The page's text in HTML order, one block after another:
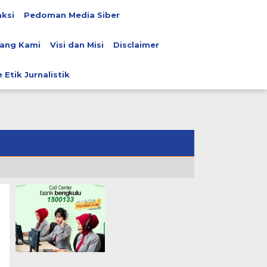
Pedoman Media Siber
Kami Visi dan Misi Disclaimer
Etik Jurnalistik